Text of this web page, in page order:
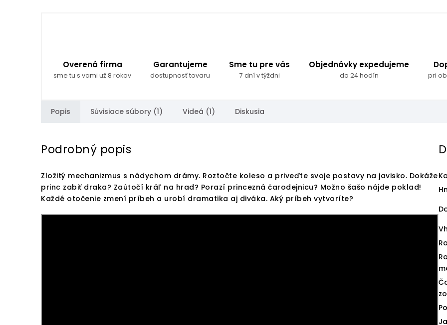
Overená firma
sme tu s vami už 8 rokov
Garantujeme
dostupnosť tovaru
Sme tu pre vás
7 dní v týždni
Objednávky expedujeme
do 24 hodín pri
Popis Súvisiace súbory (1) Videá (1) Diskusia
Podrobný popis
Zložitý mechanizmus s nádychom drámy. Roztočte koleso a priveďte svoje postavy na javisko. Dokáže
princ zabiť draka? Zaútočí kráľ na hrad? Porazí princezná čarodejnicu? Možno šašo nájde poklad!
Každé otočenie zmení príbeh a urobí dramatika aj diváka. Aký príbeh vytvoríte?